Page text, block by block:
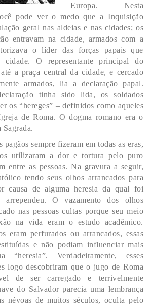
Europa. Nesta
pode ver o medo que a Inquisição
geral nas aldeias e nas cidades; os
entravam na cidade, armados com a
o líder das forças papais que
cidade. O representante principal do
a praça central da cidade, e cercado
armados, lia a declaração papal.
tinha sido lida, os soldados
os “hereges” – definidos como aqueles
de Roma. O dogma romano era o
pagãos sempre fizeram em todas as eras,
utilizaram a dor e tortura pelo puro
entre as pessoas. Na gravura a seguir,
tendo seus olhos arrancados para
causa de alguma heresia da qual foi
O vazamento dos olhos
nas pessoas cultas porque seu meio
na vida eram o estudo acadêmico.
eram perfurados ou arrancados, essas
e não podiam influenciar mais
“heresia”. Verdadeiramente, esses
logo descobriram que o jugo de Roma
de ser carregado e terrivelmente
do Salvador parecia uma lembrança
névoas de muitos séculos, oculta pelo